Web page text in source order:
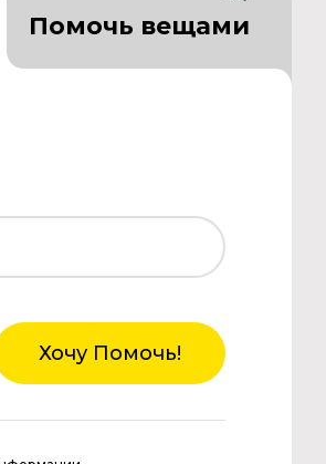
Помочь вещами
Хочу Помочь!